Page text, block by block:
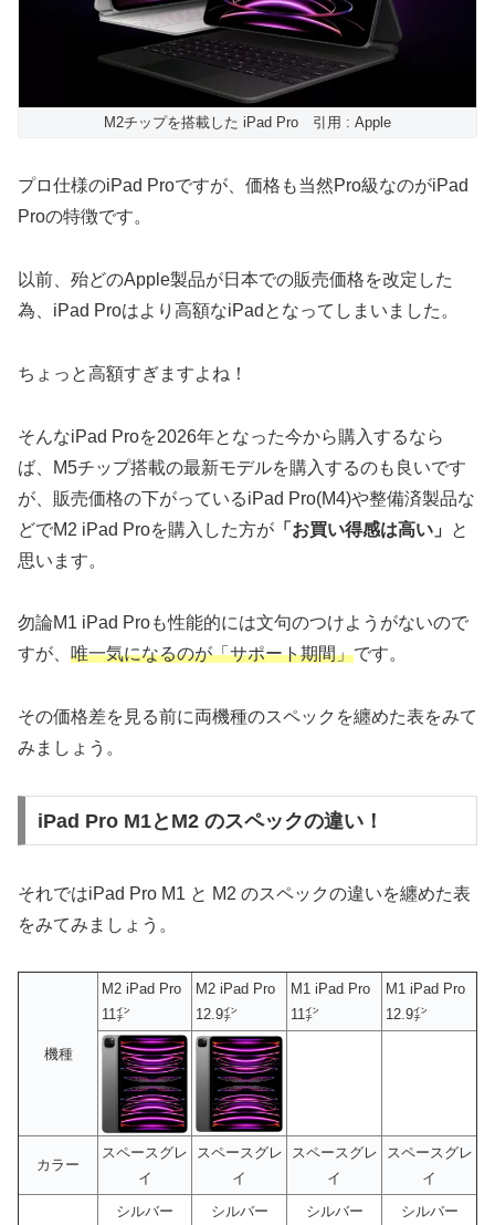
M2チップを搭載した iPad Pro 引用 : Apple
プロ仕様のiPad Proですが、価格も当然Pro級なのがiPad
Proの特徴です。
以前、殆どのApple製品が日本での販売価格を改定した
為、iPad Proはより高額なiPadとなってしまいました。
ちょっと高額すぎますよね！
そんなiPad Proを2026年となった今から購入するなら
ば、M5チップ搭載の最新モデルを購入するのも良いです
が、販売価格の下がっているiPad Pro(M4)や整備済製品な
どでM2 iPad Proを購入した方が 「お買い得感は高い」
と
思います。
勿論M1 iPad Proも性能的には文句のつけようがないので
すが、 唯一気になるのが「サポート期間」です。
その価格差を見る前に両機種のスペックを纏めた表をみて
みましょう。
iPad Pro M1とM2 のスペックの違い！
それではiPad Pro M1 と M2 のスペックの違いを纏めた表
をみてみましょう。
機種
M2 iPad Pro
11㌅
M2 iPad Pro
12.9㌅
M1 iPad Pro
11㌅
M1 iPad Pro
12.9㌅
カラー
スペースグレ
イ
スペースグレ
イ
スペースグレ
イ
スペースグレ
イ
シルバー
シルバー シルバー シルバー